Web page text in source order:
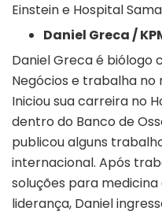
Einstein e Hospital
Daniel Greca /
Daniel Greca é
Negócios e trabalha no
Iniciou sua carreira no
dentro do Banco de
publicou alguns
internacional. Após
soluções para
liderança, Daniel